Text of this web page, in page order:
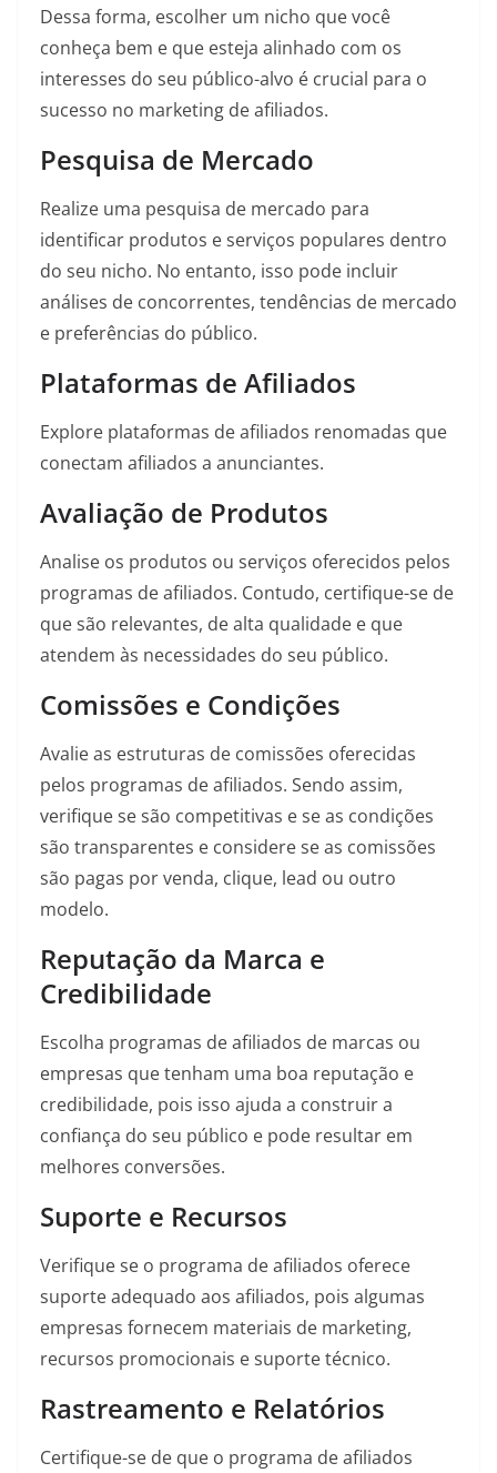
Dessa forma, escolher um nicho que você
conheça bem e que esteja alinhado com os
interesses do seu público-alvo é crucial para o
sucesso no marketing de afiliados.
Pesquisa de Mercado
Realize uma pesquisa de mercado para
identificar produtos e serviços populares dentro
do seu nicho. No entanto, isso pode incluir
análises de concorrentes, tendências de mercado
e preferências do público.
Plataformas de Afiliados
Explore plataformas de afiliados renomadas que
conectam afiliados a anunciantes.
Avaliação de Produtos
Analise os produtos ou serviços oferecidos pelos
programas de afiliados. Contudo, certifique-se de
que são relevantes, de alta qualidade e que
atendem às necessidades do seu público.
Comissões e Condições
Avalie as estruturas de comissões oferecidas
pelos programas de afiliados. Sendo assim,
verifique se são competitivas e se as condições
são transparentes e considere se as comissões
são pagas por venda, clique, lead ou outro
modelo.
Reputação da Marca e
Credibilidade
Escolha programas de afiliados de marcas ou
empresas que tenham uma boa reputação e
credibilidade, pois isso ajuda a construir a
confiança do seu público e pode resultar em
melhores conversões.
Suporte e Recursos
Verifique se o programa de afiliados oferece
suporte adequado aos afiliados, pois algumas
empresas fornecem materiais de marketing,
recursos promocionais e suporte técnico.
Rastreamento e Relatórios
Certifique-se de que o programa de afiliados